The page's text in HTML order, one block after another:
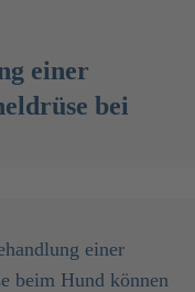
einer
bei
einer
beim Hund können